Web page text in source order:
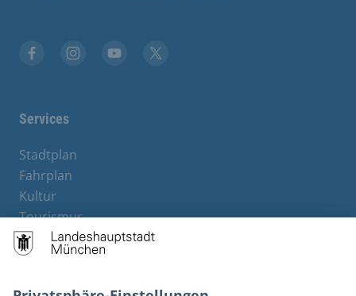
Services
Stadtplan
Fahrplan
Kultur
Tourismus
M-Strom
Bürgerservice